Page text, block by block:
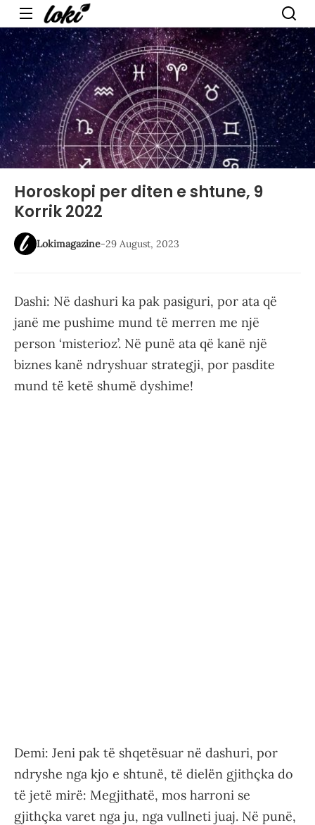
Menu
Horoskopi per diten e shtune, 9
Korrik 2022
Lokimagazine-29 August, 2023
Dashi: Në dashuri ka pak pasiguri, por ata që
janë me pushime mund të merren me një
person ‘misterioz’. Në punë ata që kanë një
biznes kanë ndryshuar strategji, por pasdite
mund të ketë shumë dyshime!
Demi: Jeni pak të shqetësuar në dashuri, por
ndryshe nga kjo e shtunë, të dielën gjithçka do
të jetë mirë: Megjithatë, mos harroni se
gjithçka varet nga ju, nga vullneti juaj. Në punë,